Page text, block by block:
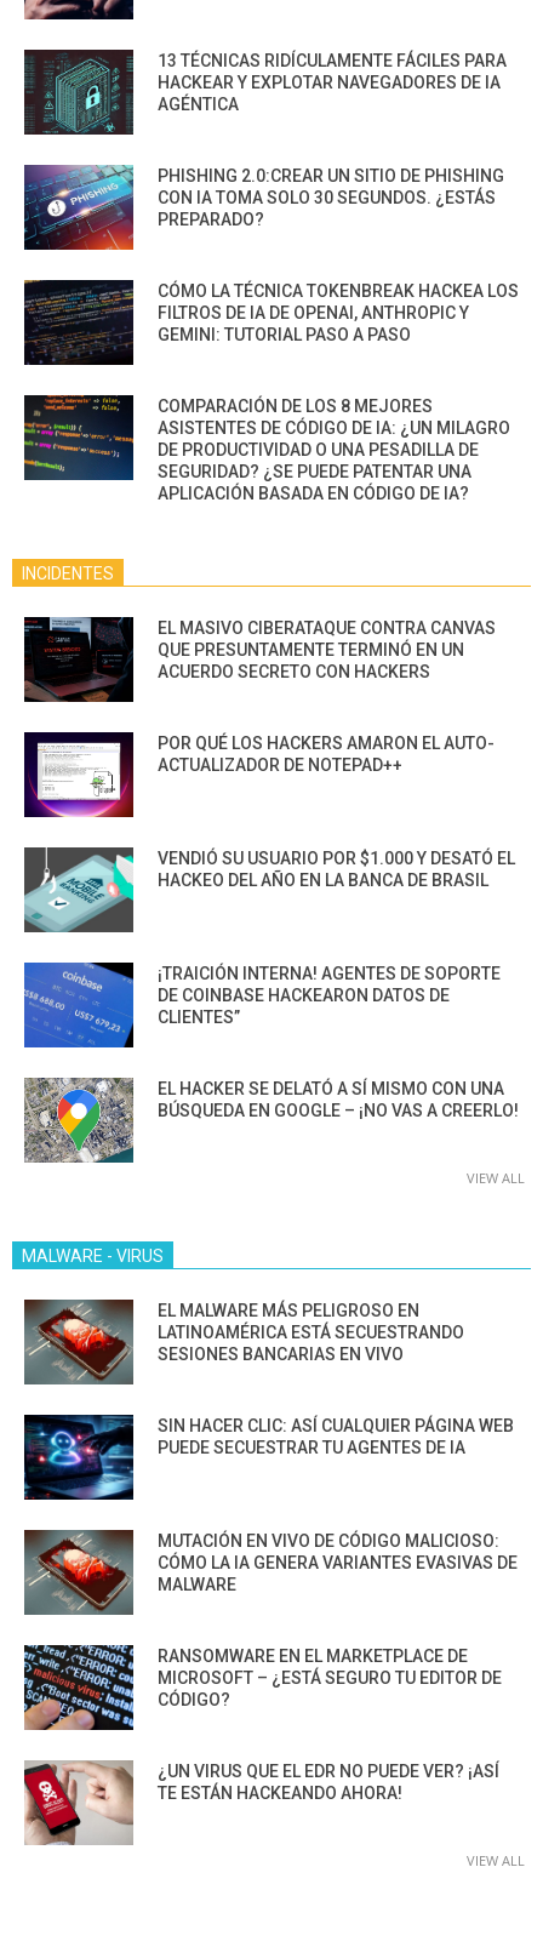
13 TÉCNICAS RIDÍCULAMENTE FÁCILES PARA
HACKEAR Y EXPLOTAR NAVEGADORES DE IA
AGÉNTICA
PHISHING 2.0:CREAR UN SITIO DE PHISHING
CON IA TOMA SOLO 30 SEGUNDOS. ¿ESTÁS
PREPARADO?
CÓMO LA TÉCNICA TOKENBREAK HACKEA LOS
FILTROS DE IA DE OPENAI, ANTHROPIC Y
GEMINI: TUTORIAL PASO A PASO
COMPARACIÓN DE LOS 8 MEJORES
ASISTENTES DE CÓDIGO DE IA: ¿UN MILAGRO
DE PRODUCTIVIDAD O UNA PESADILLA DE
SEGURIDAD? ¿SE PUEDE PATENTAR UNA
APLICACIÓN BASADA EN CÓDIGO DE IA?
INCIDENTES
EL MASIVO CIBERATAQUE CONTRA CANVAS
QUE PRESUNTAMENTE TERMINÓ EN UN
ACUERDO SECRETO CON HACKERS
POR QUÉ LOS HACKERS AMARON EL AUTO-
ACTUALIZADOR DE NOTEPAD++
VENDIÓ SU USUARIO POR $1.000 Y DESATÓ EL
HACKEO DEL AÑO EN LA BANCA DE BRASIL
¡TRAICIÓN INTERNA! AGENTES DE SOPORTE
DE COINBASE HACKEARON DATOS DE
CLIENTES”
EL HACKER SE DELATÓ A SÍ MISMO CON UNA
BÚSQUEDA EN GOOGLE – ¡NO VAS A CREERLO!
VIEW ALL
MALWARE - VIRUS
EL MALWARE MÁS PELIGROSO EN
LATINOAMÉRICA ESTÁ SECUESTRANDO
SESIONES BANCARIAS EN VIVO
SIN HACER CLIC: ASÍ CUALQUIER PÁGINA WEB
PUEDE SECUESTRAR TU AGENTES DE IA
MUTACIÓN EN VIVO DE CÓDIGO MALICIOSO:
CÓMO LA IA GENERA VARIANTES EVASIVAS DE
MALWARE
RANSOMWARE EN EL MARKETPLACE DE
MICROSOFT – ¿ESTÁ SEGURO TU EDITOR DE
CÓDIGO?
¿UN VIRUS QUE EL EDR NO PUEDE VER? ¡ASÍ
TE ESTÁN HACKEANDO AHORA!
VIEW ALL